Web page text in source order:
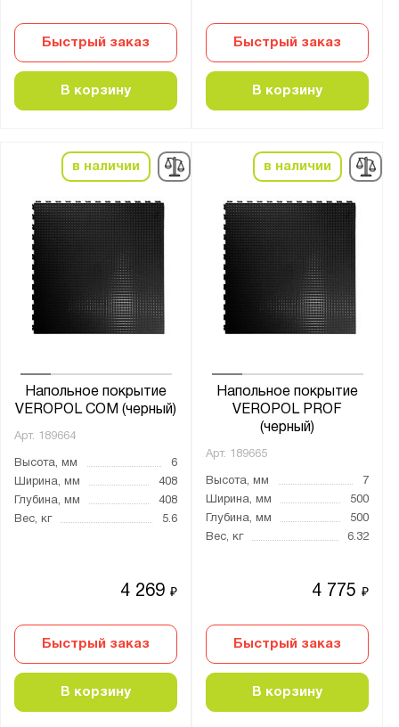
Быстрый заказ
В корзину
Быстрый заказ
В корзину
в наличии
Напольное покрытие
VEROPOL COM (черный)
Арт. 189664
Высота, мм
6
Ширина, мм
408
Глубина, мм
408
Вес, кг
5.6
4 269₽
Быстрый заказ
В корзину
в наличии
Напольное покрытие
VEROPOL PROF
(черный)
Арт. 189665
Высота, мм
7
Ширина, мм
500
Глубина, мм
500
Вес, кг
6.32
4 775₽
Быстрый заказ
В корзину